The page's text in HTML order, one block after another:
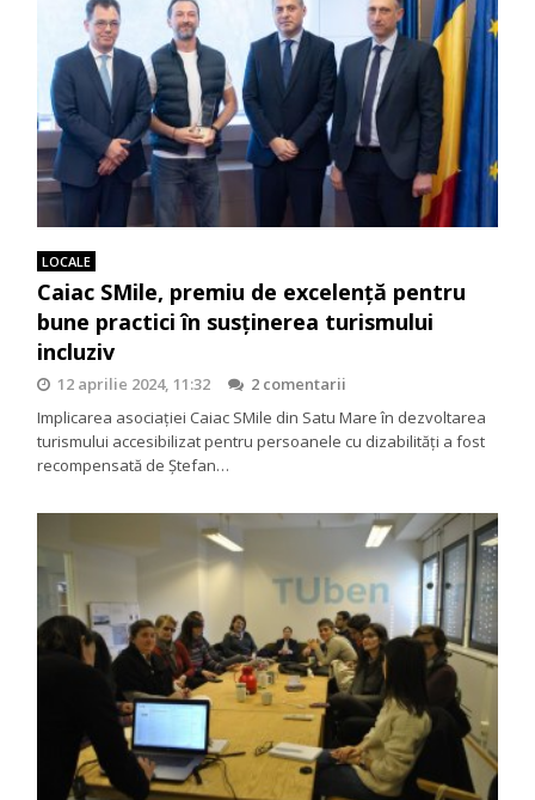
LOCALE
Caiac SMile, premiu de excelență pentru
bune practici în susținerea turismului
incluziv
12 aprilie 2024, 11:32
2 comentarii
Implicarea asociației Caiac SMile din Satu Mare în dezvoltarea
turismului accesibilizat pentru persoanele cu dizabilități a fost
recompensată de Ștefan…